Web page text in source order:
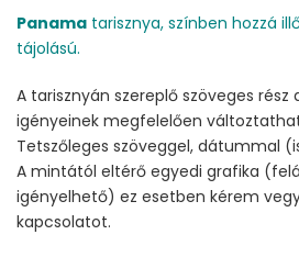
Panama tarisznya, színben hozzá
tájolású.
A tarisznyán szereplő szöveges
igényeinek megfelelően
Tetszőleges szöveggel, dátummal
A mintától eltérő egyedi grafika
igényelhető) ez esetben kérem
kapcsolatot.